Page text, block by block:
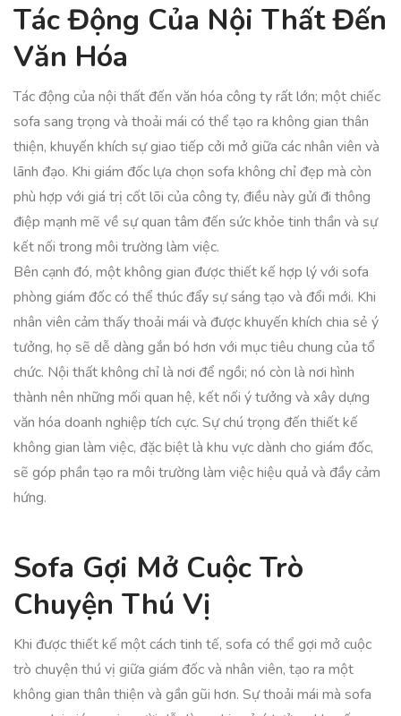
Tác Động Của Nội Thất Đến
Văn Hóa
Tác động của nội thất đến văn hóa công ty rất lớn; một chiếc
sofa sang trọng và thoải mái có thể tạo ra không gian thân
thiện, khuyến khích sự giao tiếp cởi mở giữa các nhân viên và
lãnh đạo. Khi giám đốc lựa chọn sofa không chỉ đẹp mà còn
phù hợp với giá trị cốt lõi của công ty, điều này gửi đi thông
điệp mạnh mẽ về sự quan tâm đến sức khỏe tinh thần và sự
kết nối trong môi trường làm việc.
Bên cạnh đó, một không gian được thiết kế hợp lý với sofa
phòng giám đốc có thể thúc đẩy sự sáng tạo và đổi mới. Khi
nhân viên cảm thấy thoải mái và được khuyến khích chia sẻ ý
tưởng, họ sẽ dễ dàng gắn bó hơn với mục tiêu chung của tổ
chức. Nội thất không chỉ là nơi để ngồi; nó còn là nơi hình
thành nên những mối quan hệ, kết nối ý tưởng và xây dựng
văn hóa doanh nghiệp tích cực. Sự chú trọng đến thiết kế
không gian làm việc, đặc biệt là khu vực dành cho giám đốc,
sẽ góp phần tạo ra môi trường làm việc hiệu quả và đầy cảm
hứng.
Sofa Gợi Mở Cuộc Trò
Chuyện Thú Vị
Khi được thiết kế một cách tinh tế, sofa có thể gợi mở cuộc
trò chuyện thú vị giữa giám đốc và nhân viên, tạo ra một
không gian thân thiện và gần gũi hơn. Sự thoải mái mà sofa